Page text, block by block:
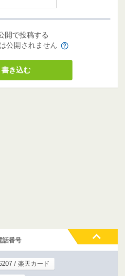
開で投稿する
公開されません
話番号
/ 楽天カード